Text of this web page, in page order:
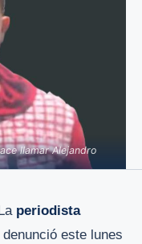
llamar Alejandro
periodista
denunció este lunes